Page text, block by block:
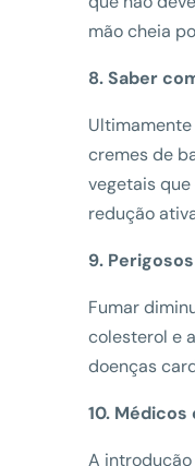
mão cheia
8. Saber
cremes de
vegetais
redução
9.
Fumar
colesterol e
doenças
10.
A